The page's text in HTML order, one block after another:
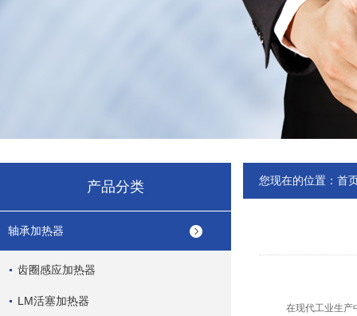
产品分类
轴承加热器
齿圈感应加热器
LM活塞加热器
您现在的位置： 首
在现代工业生产中